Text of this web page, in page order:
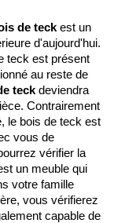
de teck est un
d'aujourd'hui.
teck est présent
au reste de
teck deviendra
Contrairement
le bois de teck est
vous de
vérifier la
un meuble qui
votre famille
vous vérifierez
capable de